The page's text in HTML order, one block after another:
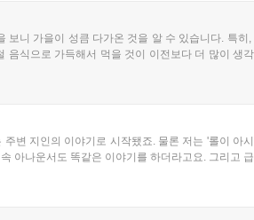
보니 가을이 성큼 다가온 것을 알 수 있습니다. 특히,
음식으로 가득해서 먹을 것이 이전보다 더 많이 생
변 지인의 이야기로 시작됐죠. 물론 저는 '롤이 아시
아나운서도 똑같은 이야기를 하더라고요. 그리고 급